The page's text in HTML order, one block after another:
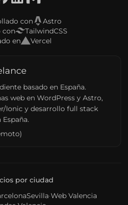
con
Astro
con
TailwindCSS
en
Vercel
basado en España.
web en WordPress y Astro,
Ionic y desarrollo full stack
por ciudad
Sevilla·Web Valencia